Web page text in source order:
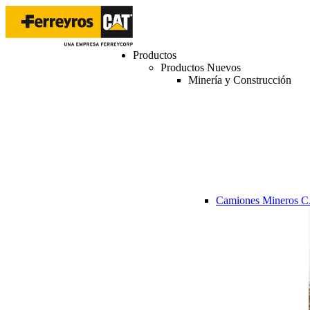
Productos
Productos Nuevos
Minería y Construcción
Camiones Mineros